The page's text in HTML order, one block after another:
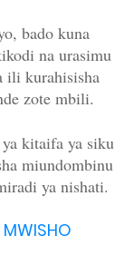
bado kuna
na urasimu
ili kurahisisha
zote mbili.
kitaifa ya siku
miundombinu
ya nishati.
MWISHO